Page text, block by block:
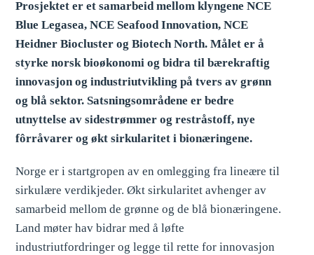
Prosjektet er et samarbeid mellom klyngene NCE
Blue Legasea, NCE Seafood Innovation, NCE
Heidner Biocluster og Biotech North. Målet er å
styrke norsk bioøkonomi og bidra til bærekraftig
innovasjon og industriutvikling på tvers av grønn
og blå sektor. Satsningsområdene er bedre
utnyttelse av sidestrømmer og restråstoff, nye
fôrråvarer og økt sirkularitet i bionæringene.
Norge er i startgropen av en omlegging fra lineære til
sirkulære verdikjeder. Økt sirkularitet avhenger av
samarbeid mellom de grønne og de blå bionæringene.
Land møter hav bidrar med å løfte
industriutfordringer og legge til rette for innovasjon